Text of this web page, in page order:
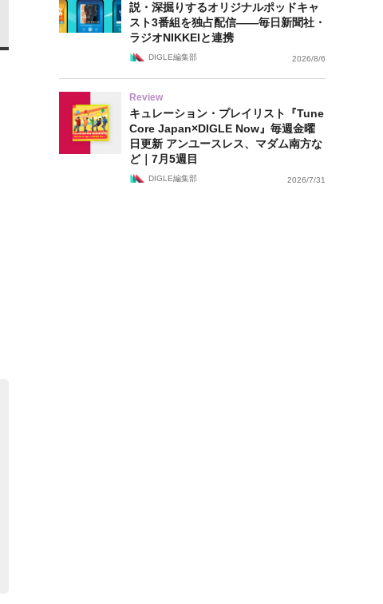
説・深掘りするオリジナルポッドキャ
スト3番組を独占配信——毎日新聞社・
ラジオNIKKEIと連携
DIGLE編集部 2026/8/6
Review
キュレーション・プレイリスト『Tune
Core Japan×DIGLE Now』毎週金曜
日更新 アンユースレス、マダム南方な
ど｜7月5週目
DIGLE編集部 2026/7/31